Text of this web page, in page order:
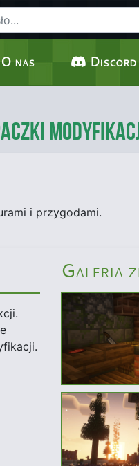
O nas Discord
i przygodami.
Galeria